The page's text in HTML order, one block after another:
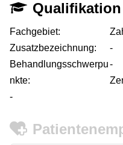
Qualifikation
Fachgebiet:
Zusatzbezeichnung:
-
Behandlungsschwerpu
nkte:
-
-